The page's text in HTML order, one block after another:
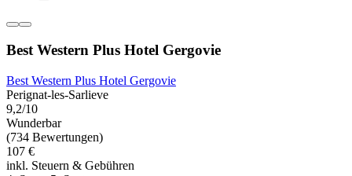
Best Western Plus Hotel Gergovie
Best Western Plus Hotel Gergovie
Perignat-les-Sarlieve
9,2/10
Wunderbar
(734 Bewertungen)
107 €
inkl. Steuern & Gebühren